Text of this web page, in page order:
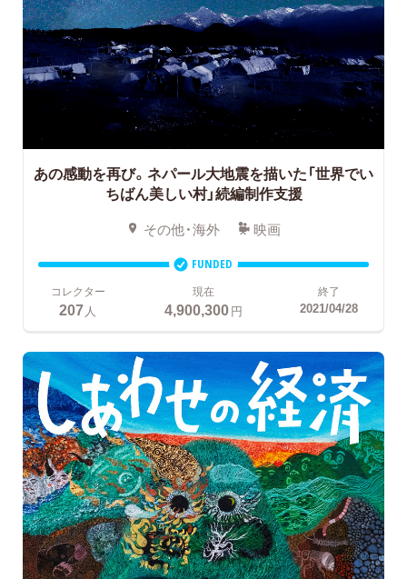
あの感動を再び。ネパール大地震を描いた「世界でい
ちばん美しい村」続編制作支援
その他・海外 映画
FUNDED
コレクター
207 人
現在
4,900,300円
終了
2021/04/28